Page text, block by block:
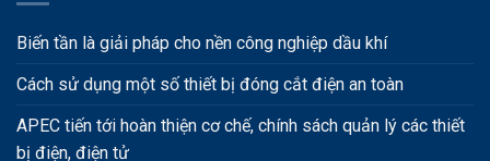
Biến tần là giải pháp cho nền công nghiệp dầu khí
Cách sử dụng một số thiết bị đóng cắt điện an toàn
APEC tiến tới hoàn thiện cơ chế, chính sách quản lý các thiết
bị điện, điện tử